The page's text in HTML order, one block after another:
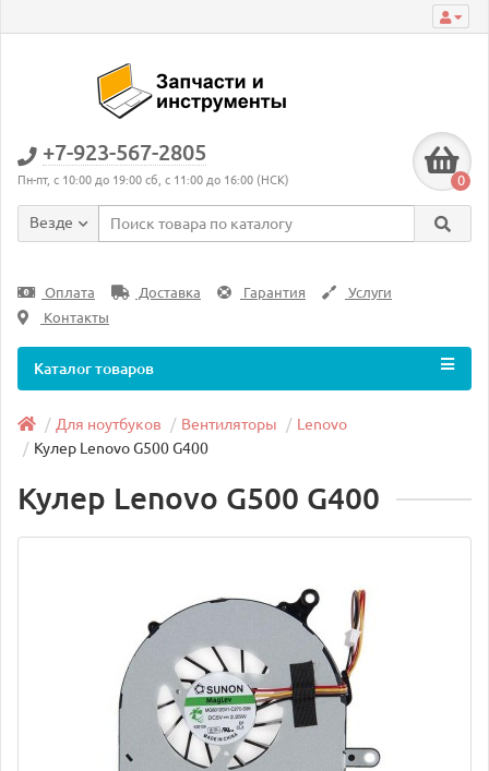
+7-923-567-2805
Пн-пт, с 10:00 до 19:00 сб, с 11:00 до 16:00 (НСК) 0
Везде
Оплата Доставка Гарантия
Услуги
Контакты
Каталог товаров
Для ноутбуков Вентиляторы
Lenovo
Кулер Lenovo G500 G400
Кулер Lenovo G500 G400